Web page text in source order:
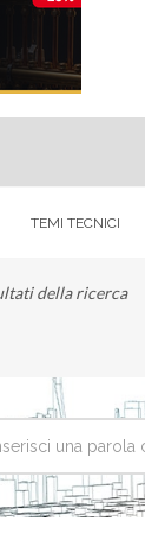
TEMI TECNICI
della ricerca